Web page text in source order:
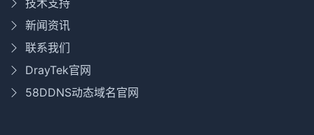
技术支持
新闻资讯
联系我们
DrayTek官网
58DDNS动态域名官网